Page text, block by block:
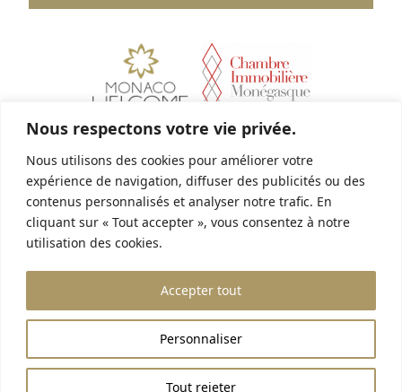
Nous respectons votre vie privée.
Nous utilisons des cookies pour améliorer votre
expérience de navigation, diffuser des publicités ou des
contenus personnalisés et analyser notre trafic. En
cliquant sur « Tout accepter », vous consentez à notre
utilisation des cookies.
Personnaliser
Tout rejeter
Accepter tout
15 boulevard Princesse Charlotte98000 Monaco
+377 93 25 18 18
Link utili
Avviso legale
Unisciti a noi!